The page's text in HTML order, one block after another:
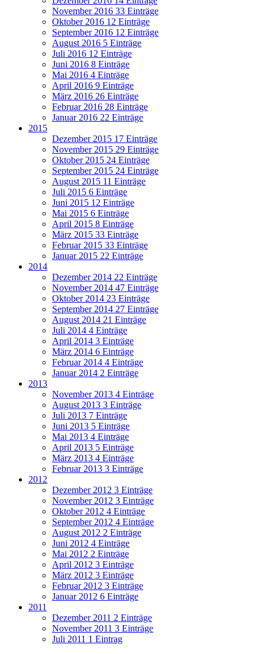
November 2016 33 Einträge
Oktober 2016 12 Einträge
September 2016 12 Einträge
August 2016 5 Einträge
Juli 2016 12 Einträge
Juni 2016 8 Einträge
Mai 2016 4 Einträge
April 2016 9 Einträge
März 2016 26 Einträge
Februar 2016 28 Einträge
Januar 2016 22 Einträge
2015
Dezember 2015 17 Einträge
November 2015 29 Einträge
Oktober 2015 24 Einträge
September 2015 24 Einträge
August 2015 11 Einträge
Juli 2015 6 Einträge
Juni 2015 12 Einträge
Mai 2015 6 Einträge
April 2015 8 Einträge
März 2015 33 Einträge
Februar 2015 33 Einträge
Januar 2015 22 Einträge
2014
Dezember 2014 22 Einträge
November 2014 47 Einträge
Oktober 2014 23 Einträge
September 2014 27 Einträge
August 2014 21 Einträge
Juli 2014 4 Einträge
April 2014 3 Einträge
März 2014 6 Einträge
Februar 2014 4 Einträge
Januar 2014 2 Einträge
2013
November 2013 4 Einträge
August 2013 3 Einträge
Juli 2013 7 Einträge
Juni 2013 5 Einträge
Mai 2013 4 Einträge
April 2013 5 Einträge
März 2013 4 Einträge
Februar 2013 3 Einträge
2012
Dezember 2012 3 Einträge
November 2012 3 Einträge
Oktober 2012 4 Einträge
September 2012 4 Einträge
August 2012 2 Einträge
Juni 2012 4 Einträge
Mai 2012 2 Einträge
April 2012 3 Einträge
März 2012 3 Einträge
Februar 2012 3 Einträge
Januar 2012 6 Einträge
2011
Dezember 2011 2 Einträge
November 2011 3 Einträge
Juli 2011 1 Eintrag